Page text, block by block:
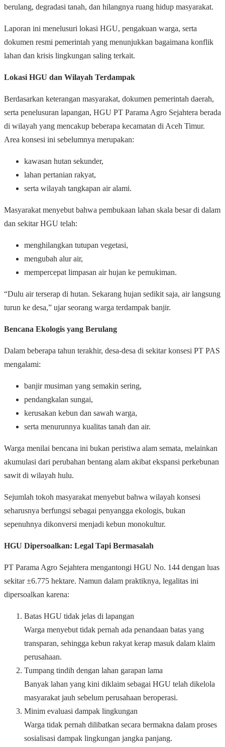
berulang, degradasi tanah, dan hilangnya ruang hidup masyarakat.
Laporan ini menelusuri lokasi HGU, pengakuan warga, serta
dokumen resmi pemerintah yang menunjukkan bagaimana konflik
lahan dan krisis lingkungan saling terkait.
Lokasi HGU dan Wilayah Terdampak
Berdasarkan keterangan masyarakat, dokumen pemerintah daerah,
serta penelusuran lapangan, HGU PT Parama Agro Sejahtera berada
di wilayah yang mencakup beberapa kecamatan di Aceh Timur.
Area konsesi ini sebelumnya merupakan:
kawasan hutan sekunder,
lahan pertanian rakyat,
serta wilayah tangkapan air alami.
Masyarakat menyebut bahwa pembukaan lahan skala besar di dalam
dan sekitar HGU telah:
menghilangkan tutupan vegetasi,
mengubah alur air,
mempercepat limpasan air hujan ke pemukiman.
“Dulu air terserap di hutan. Sekarang hujan sedikit saja, air langsung
turun ke desa,” ujar seorang warga terdampak banjir.
Bencana Ekologis yang Berulang
Dalam beberapa tahun terakhir, desa-desa di sekitar konsesi PT PAS
mengalami:
banjir musiman yang semakin sering,
pendangkalan sungai,
kerusakan kebun dan sawah warga,
serta menurunnya kualitas tanah dan air.
Warga menilai bencana ini bukan peristiwa alam semata, melainkan
akumulasi dari perubahan bentang alam akibat ekspansi perkebunan
sawit di wilayah hulu.
Sejumlah tokoh masyarakat menyebut bahwa wilayah konsesi
seharusnya berfungsi sebagai penyangga ekologis, bukan
sepenuhnya dikonversi menjadi kebun monokultur.
HGU Dipersoalkan: Legal Tapi Bermasalah
PT Parama Agro Sejahtera mengantongi HGU No. 144 dengan luas
sekitar ±6.775 hektare. Namun dalam praktiknya, legalitas ini
dipersoalkan karena:
Batas HGU tidak jelas di lapangan
Warga menyebut tidak pernah ada penandaan batas yang
transparan, sehingga kebun rakyat kerap masuk dalam klaim
perusahaan.
Tumpang tindih dengan lahan garapan lama
Banyak lahan yang kini diklaim sebagai HGU telah dikelola
masyarakat jauh sebelum perusahaan beroperasi.
Minim evaluasi dampak lingkungan
Warga tidak pernah dilibatkan secara bermakna dalam proses
sosialisasi dampak lingkungan jangka panjang.